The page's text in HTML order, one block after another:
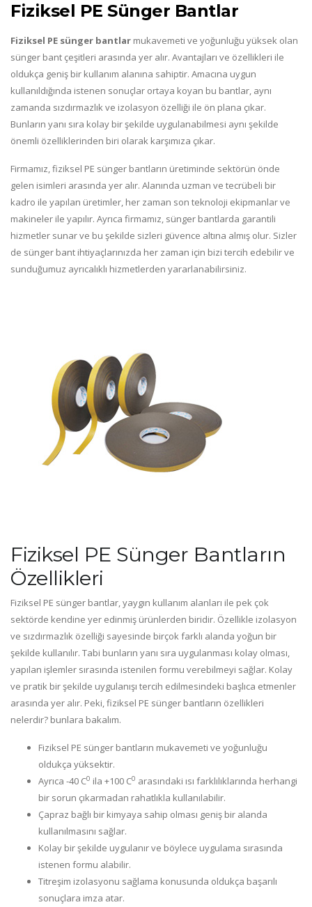
Fiziksel PE Sünger Bantlar
Fiziksel PE sünger bantlar mukavemeti ve yoğunluğu yüksek olan
sünger bant çeşitleri arasında yer alır. Avantajları ve özellikleri ile
oldukça geniş bir kullanım alanına sahiptir. Amacına uygun
kullanıldığında istenen sonuçlar ortaya koyan bu bantlar, aynı
zamanda sızdırmazlık ve izolasyon özelliği ile ön plana çıkar.
Bunların yanı sıra kolay bir şekilde uygulanabilmesi aynı şekilde
önemli özelliklerinden biri olarak karşımıza çıkar.
Firmamız, fiziksel PE sünger bantların üretiminde sektörün önde
gelen isimleri arasında yer alır. Alanında uzman ve tecrübeli bir
kadro ile yapılan üretimler, her zaman son teknoloji ekipmanlar ve
makineler ile yapılır. Ayrıca firmamız, sünger bantlarda garantili
hizmetler sunar ve bu şekilde sizleri güvence altına almış olur. Sizler
de sünger bant ihtiyaçlarınızda her zaman için bizi tercih edebilir ve
sunduğumuz ayrıcalıklı hizmetlerden yararlanabilirsiniz.
Fiziksel PE Sünger Bantların
Özellikleri
Fiziksel PE sünger bantlar, yaygın kullanım alanları ile pek çok
sektörde kendine yer edinmiş ürünlerden biridir. Özellikle izolasyon
ve sızdırmazlık özelliği sayesinde birçok farklı alanda yoğun bir
şekilde kullanılır. Tabi bunların yanı sıra uygulanması kolay olması,
yapılan işlemler sırasında istenilen formu verebilmeyi sağlar. Kolay
ve pratik bir şekilde uygulanışı tercih edilmesindeki başlıca etmenler
arasında yer alır. Peki, fiziksel PE sünger bantların özellikleri
nelerdir? bunlara bakalım.
Fiziksel PE sünger bantların mukavemeti ve yoğunluğu
oldukça yüksektir.
Ayrıca -40 C0 ila +100 C0 arasındaki ısı farklılıklarında herhangi
bir sorun çıkarmadan rahatlıkla kullanılabilir.
Çapraz bağlı bir kimyaya sahip olması geniş bir alanda
kullanılmasını sağlar.
Kolay bir şekilde uygulanır ve böylece uygulama sırasında
istenen formu alabilir.
Titreşim izolasyonu sağlama konusunda oldukça başarılı
sonuçlara imza atar.